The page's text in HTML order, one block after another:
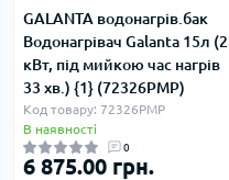
GALANTA водонагрів.бак
Водонагрівач Galanta 15л (2
кВт, під мийкою час нагрів
33 хв.) {1} (72326PMP)
Код товару: 72326PMP
В наявності
0
6 875.00 грн.